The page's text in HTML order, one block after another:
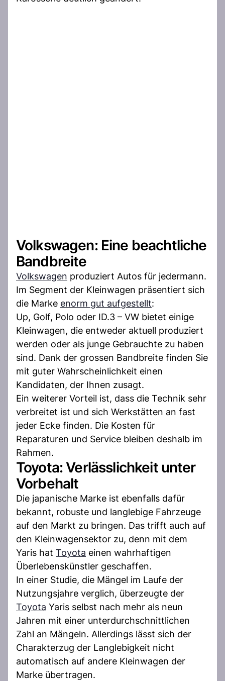
Volkswagen: Eine beachtliche
Bandbreite
Volkswagen produziert Autos für jedermann.
Im Segment der Kleinwagen präsentiert sich
die Marke enorm gut aufgestellt:
Up, Golf, Polo oder ID.3 – VW bietet einige
Kleinwagen, die entweder aktuell produziert
werden oder als junge Gebrauchte zu haben
sind. Dank der grossen Bandbreite finden Sie
mit guter Wahrscheinlichkeit einen
Kandidaten, der Ihnen zusagt.
Ein weiterer Vorteil ist, dass die Technik sehr
verbreitet ist und sich Werkstätten an fast
jeder Ecke finden. Die Kosten für
Reparaturen und Service bleiben deshalb im
Rahmen.
Toyota: Verlässlichkeit unter
Vorbehalt
Die japanische Marke ist ebenfalls dafür
bekannt, robuste und langlebige Fahrzeuge
auf den Markt zu bringen. Das trifft auch auf
den Kleinwagensektor zu, denn mit dem
Yaris hat Toyota einen wahrhaftigen
Überlebenskünstler geschaffen.
In einer Studie, die Mängel im Laufe der
Nutzungsjahre verglich, überzeugte der
Toyota Yaris selbst nach mehr als neun
Jahren mit einer unterdurchschnittlichen
Zahl an Mängeln. Allerdings lässt sich der
Charakterzug der Langlebigkeit nicht
automatisch auf andere Kleinwagen der
Marke übertragen.